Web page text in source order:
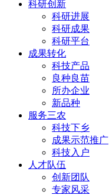
科研创新
科研进展
科研成果
科研平台
成果转化
科技产品
良种良苗
所办企业
新品种
服务三农
科技下乡
成果示范推广
科技入户
人才队伍
创新团队
专家风采